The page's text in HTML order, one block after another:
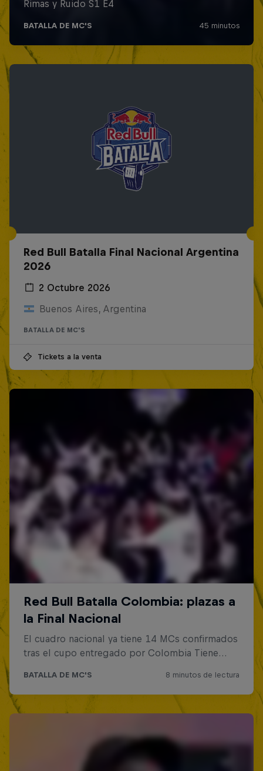
Red Bull Batalla Final Nacional Argentina
2026
2 Octubre 2026
Buenos Aires, Argentina
BATALLA DE MC'S
Tickets a la venta